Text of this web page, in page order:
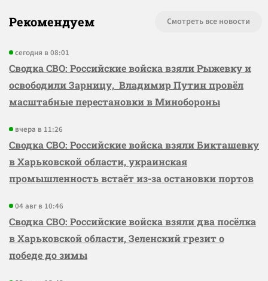
Рекомендуем Смотреть все новости
сегодня в 08:01
Сводка СВО: Российские войска взяли Рыжевку и
освободили Зарницу, Владимир Путин провёл
масштабные перестановки в Минобороны
вчера в 11:26
Сводка СВО: Российские войска взяли Бикташевку
в Харьковской области, украинская
промышленность встаёт из-за остановки портов
04 авг в 10:46
Сводка СВО: Российские войска взяли два посёлка
в Харьковской области, Зеленский грезит о
победе до зимы